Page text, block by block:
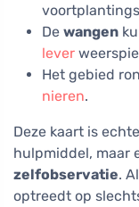
De wangen
lever
Het gebied
nieren.
Deze kaart is
hulpmiddel, maar
zelfobservatie.
optreedt op